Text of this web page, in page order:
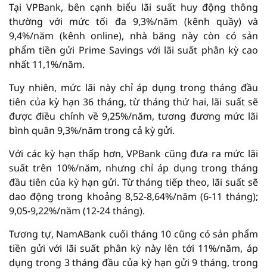
Tại VPBank, bên cạnh biểu lãi suất huy động thông
thường với mức tối đa 9,3%/năm (kênh quầy) và
9,4%/năm (kênh online), nhà băng này còn có sản
phẩm tiền gửi Prime Savings với lãi suất phân kỳ cao
nhất 11,1%/năm.
Tuy nhiên, mức lãi này chỉ áp dụng trong tháng đầu
tiên của kỳ hạn 36 tháng, từ tháng thứ hai, lãi suất sẽ
được điều chỉnh về 9,25%/năm, tương đương mức lãi
bình quân 9,3%/năm trong cả kỳ gửi.
Với các kỳ hạn thấp hơn, VPBank cũng đưa ra mức lãi
suất trên 10%/năm, nhưng chỉ áp dụng trong tháng
đầu tiên của kỳ hạn gửi. Từ tháng tiếp theo, lãi suất sẽ
dao động trong khoảng 8,52-8,64%/năm (6-11 tháng);
9,05-9,22%/năm (12-24 tháng).
Tương tự, NamABank cuối tháng 10 cũng có sản phẩm
tiền gửi với lãi suất phân kỳ này lên tới 11%/năm, áp
dụng trong 3 tháng đầu của kỳ hạn gửi 9 tháng, trong